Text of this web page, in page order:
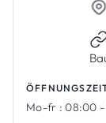
Mo-fr : 08:00 -